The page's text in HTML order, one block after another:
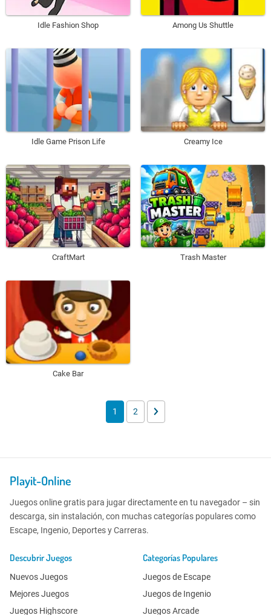
Idle Fashion Shop Among Us Shuttle
Idle Game Prison Life Creamy Ice
CraftMart Trash Master
Cake Bar
1 2
Playit-Online
Juegos online gratis para jugar directamente en tu navegador – sin
descarga, sin instalación, con muchas categorías populares como
Escape, Ingenio, Deportes y Carreras.
Descubrir Juegos
Nuevos Juegos
Mejores Juegos
Juegos Highscore
Categorías Populares
Juegos de Escape
Juegos de Ingenio
Juegos Arcade